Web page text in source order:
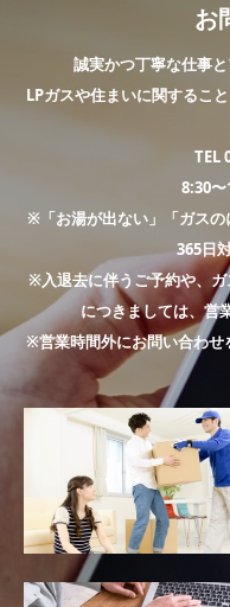
お
誠実かつ丁寧な仕事
LPガスや住まいに関するこ
TEL
8:30
※「お湯が出ない」「ガス
365日
※入退去に伴うご予約や、
につきましては、営
※営業時間外にお問い合わせ